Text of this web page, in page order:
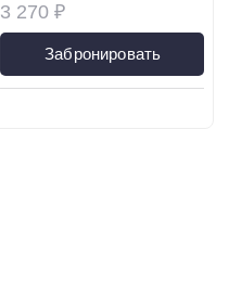
3 270 ₽
Забронировать